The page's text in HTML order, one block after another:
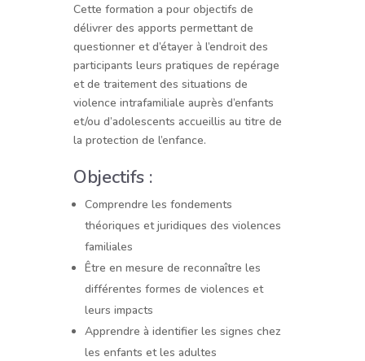
Cette formation a pour objectifs de
délivrer des apports permettant de
questionner et d’étayer à l’endroit des
participants leurs pratiques de repérage
et de traitement des situations de
violence intrafamiliale auprès d’enfants
et/ou d’adolescents accueillis au titre de
la protection de l’enfance.
Objectifs :
Comprendre les fondements
théoriques et juridiques des violences
familiales
Être en mesure de reconnaître les
différentes formes de violences et
leurs impacts
Apprendre à identifier les signes chez
les enfants et les adultes